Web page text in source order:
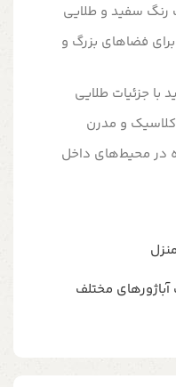
رنگ سفید و طلایی
برای فضاهای بزرگ و
جزئیات طلایی
و مدرن
در محیط‌های داخل
مختلف